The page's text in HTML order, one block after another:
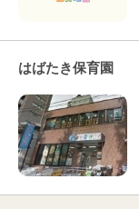
はばたき保育園